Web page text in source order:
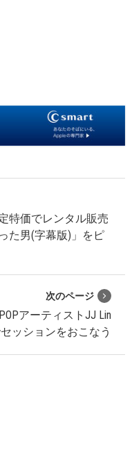
特価でレンタル販売
た男(字幕版)」をピ
次のページ
アーティストJJ Lin
セッションをおこなう